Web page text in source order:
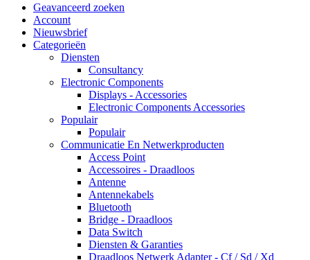
Geavanceerd zoeken
Account
Nieuwsbrief
Categorieën
Diensten
Consultancy
Electronic Components
Displays - Accessories
Electronic Components Accessories
Populair
Populair
Communicatie En Netwerkproducten
Access Point
Accessoires - Draadloos
Antenne
Antennekabels
Bluetooth
Bridge - Draadloos
Data Switch
Diensten & Garanties
Draadloos Netwerk Adapter - Cf / Sd / Xd